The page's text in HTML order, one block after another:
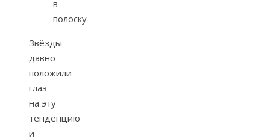
Звёзды
давно
положили
глаз
на эту
тенденцию
и